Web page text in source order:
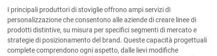
I principali produttori di stoviglie offrono ampi servizi di
personalizzazione che consentono alle aziende di creare linee di
prodotti distintive, su misura per specifici segmenti di mercato e
strategie di posizionamento del brand. Queste capacità progettuali
complete comprendono ogni aspetto, dalle lievi modifiche